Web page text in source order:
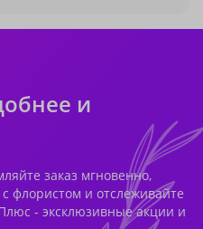
и
заказ мгновенно,
флористом и отслеживайте
- эксклюзивные акции и